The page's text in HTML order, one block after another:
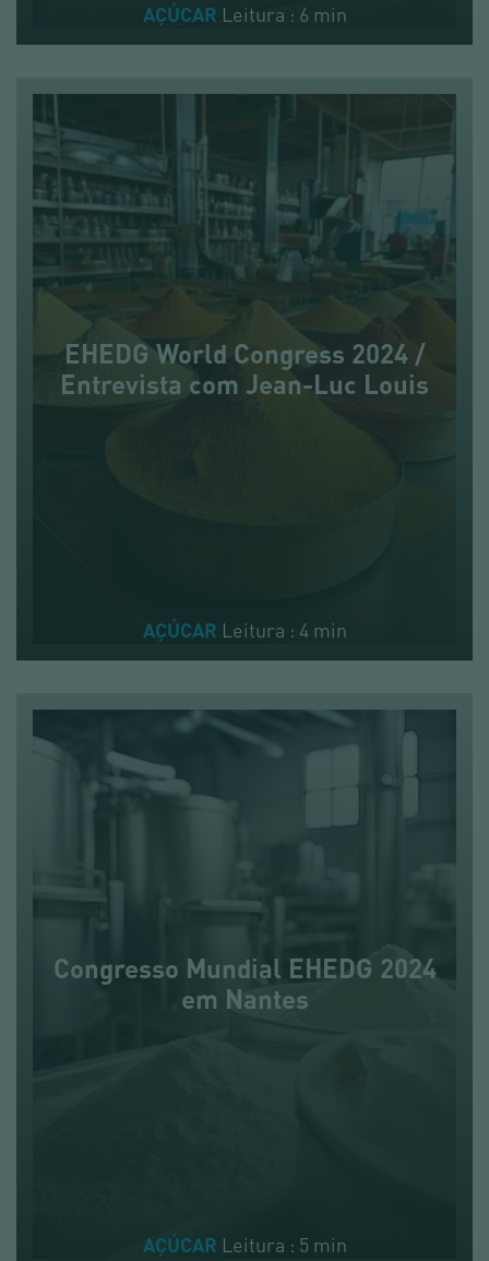
AÇÚCAR Leitura : 6 min
EHEDG World Congress 2024 /
Entrevista com Jean-Luc Louis
AÇÚCAR Leitura : 4 min
Congresso Mundial EHEDG 2024
em Nantes
AÇÚCAR Leitura : 5 min